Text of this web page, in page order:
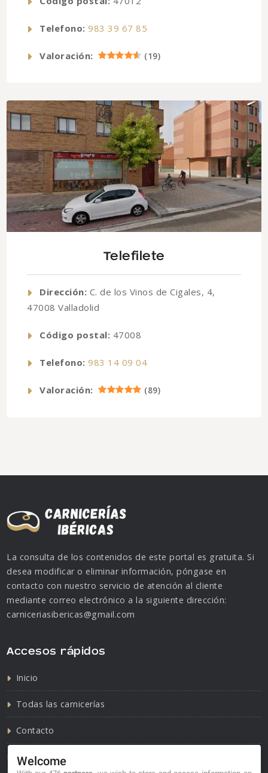
Telefono: 983 39 67 85
Valoración: (19)
Telefilete
Dirección: C. de los Vinos de Cigales, 4,
47008 Valladolid
Código postal: 47008
Telefono: 983 14 09 04
Valoración: (89)
La consulta de los contenidos de este portal es gratuita. Si
desea modificar o eliminar información, póngase en
contacto con nuestro servicio de atención al cliente
mediante correo electrónico a la siguiente dirección:
carniceriasibericas@gmail.com
Accesos rápidos
Inicio
Todas las carnicerías
Contacto
Política de cookies
Welcome